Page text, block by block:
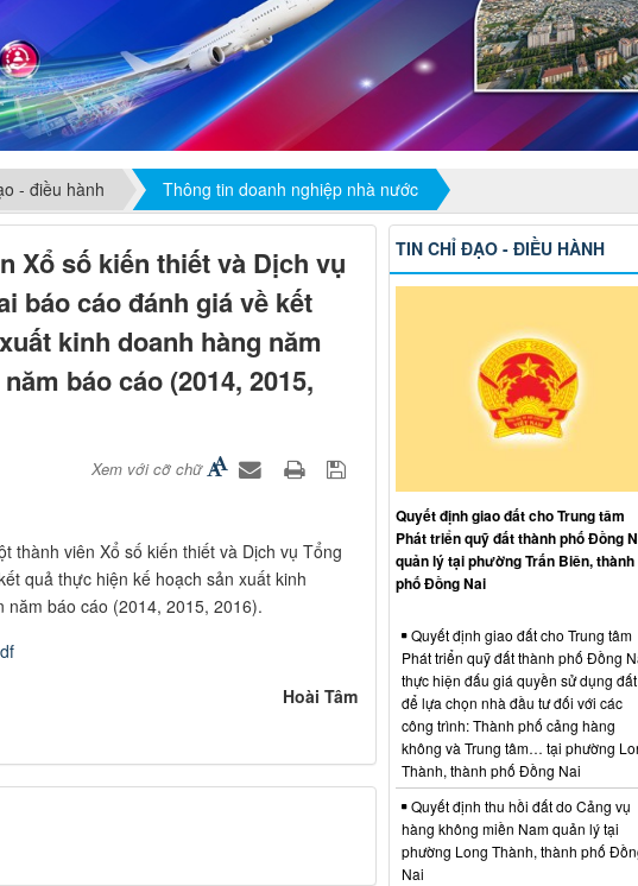
- điều hành Thông tin doanh nghiệp nhà nước
Xổ số kiến thiết và Dịch vụ
báo cáo đánh giá về kết
kinh doanh hàng năm
báo cáo (2014, 2015,
Xem với cỡ chữ
thành viên Xổ số kiến thiết và Dịch vụ Tổng
quả thực hiện kế hoạch sản xuất kinh
báo cáo (2014, 2015, 2016).
Hoài Tâm
TIN CHỈ ĐẠO - ĐIỀU HÀNH
Quyết định giao đất cho Trung tâm
Phát triển quỹ đất thành phố Đồng
quản lý tại phường Trấn Biên, thành
phố Đồng Nai
Quyết định giao đất cho Trung tâm
Phát triển quỹ đất thành phố Đồng
thực hiện đấu giá quyền sử dụng đất
để lựa chọn nhà đầu tư đối với các
công trình: Thành phố cảng hàng
không và Trung tâm… tại phường
Thành, thành phố Đồng Nai
Quyết định thu hồi đất do Cảng vụ
hàng không miền Nam quản lý tại
phường Long Thành, thành phố
Nai